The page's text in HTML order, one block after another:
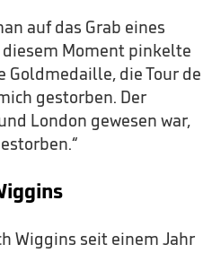
auf das Grab eines
Moment pinkelte
Goldmedaille, die Tour de
gestorben. Der
London gewesen war,
Wiggins seit einem Jahr